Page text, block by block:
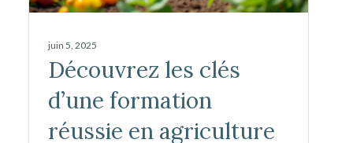
juin 5, 2025
Découvrez les clés
d’une formation
réussie en agriculture